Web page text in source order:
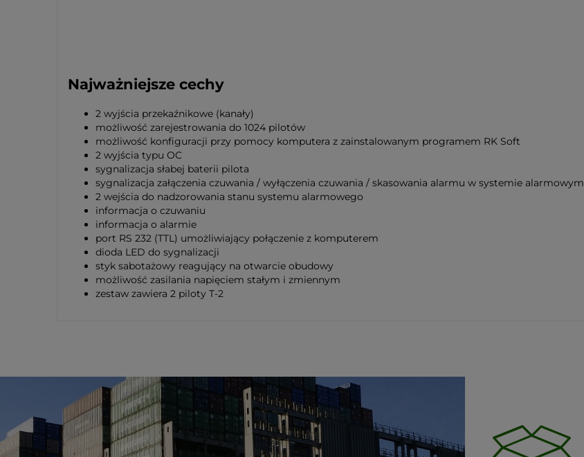
Najważniejsze cechy
2 wyjścia przekaźnikowe (kanały)
możliwość zarejestrowania do 1024 pilotów
możliwość konfiguracji przy pomocy komputera z zainstalowanym programem RK Soft
2 wyjścia typu OC
sygnalizacja słabej baterii pilota
sygnalizacja załączenia czuwania / wyłączenia czuwania / skasowania alarmu w systemie alarmowym
2 wejścia do nadzorowania stanu systemu alarmowego
informacja o czuwaniu
informacja o alarmie
port RS 232 (TTL) umożliwiający połączenie z komputerem
dioda LED do sygnalizacji
styk sabotażowy reagujący na otwarcie obudowy
możliwość zasilania napięciem stałym i zmiennym
zestaw zawiera 2 piloty T-2